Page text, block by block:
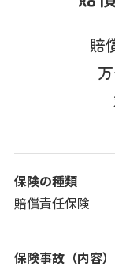
賠
保険の種類
賠償責任保険
保険事故（内容）